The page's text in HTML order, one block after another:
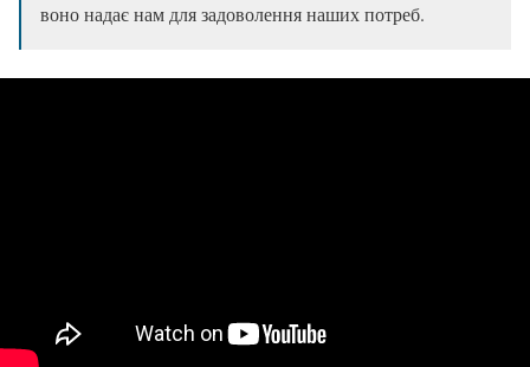
воно надає нам для задоволення наших потреб.